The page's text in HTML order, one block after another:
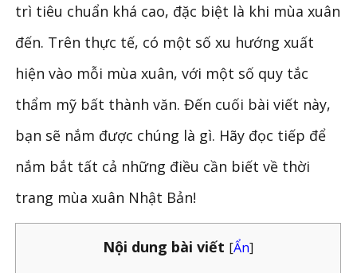
trì tiêu chuẩn khá cao, đặc biệt là khi mùa xuân
đến. Trên thực tế, có một số xu hướng xuất
hiện vào mỗi mùa xuân, với một số quy tắc
thẩm mỹ bất thành văn. Đến cuối bài viết này,
bạn sẽ nắm được chúng là gì. Hãy đọc tiếp để
nắm bắt tất cả những điều cần biết về thời
trang mùa xuân Nhật Bản!
Nội dung bài viết [Ẩn]